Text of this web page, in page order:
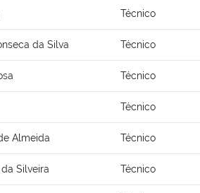
Técnico
da Silva Técnico
Técnico
Técnico
Almeida Técnico
Silveira Técnico